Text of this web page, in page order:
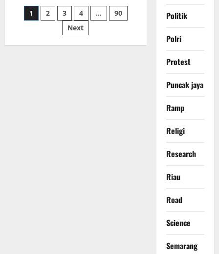
Arya
Dorong
Legislator
Perkuat
untuk
Paginasi
1 2 3 4 …
90
Next
Politik
Polri
Protest
Puncak jaya
Ramp
Religi
Research
Riau
Road
Science
Semarang